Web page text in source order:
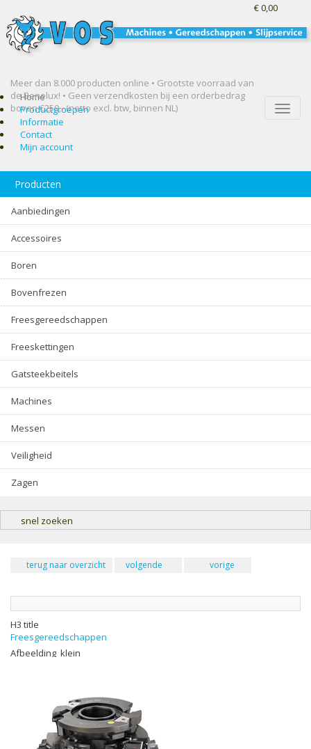
Meer dan 8.000 producten online • Grootste voorraad van
de Benelux! • Geen verzendkosten bij een orderbedrag
boven €250,- (netto excl. btw, binnen NL)
€ 0,00
Toggle
Home
Productgroepen
Informatie
Contact
Mijn account
Producten
Aanbiedingen
Accessoires
Boren
Bovenfrezen
Freesgereedschappen
Freeskettingen
Gatsteekbeitels
Machines
Messen
Veiligheid
Zagen
snel zoeken
terug naar overzicht volgende vorige
H3 title
Freesgereedschappen
Afbeelding_klein